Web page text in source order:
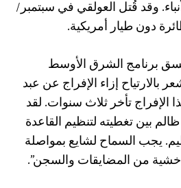
وقد قُتل العولقي في سبتمبر/
برنامج الشرق الأوسط
بالارتياح إزاء الإفراج عن عبد
الإفراج تأخر ثلاث سنوات. لقد
بين تغطيته لتنظيم القاعدة
يجب السماح لشايع بمواصلة
من المضايقات والسجن”.